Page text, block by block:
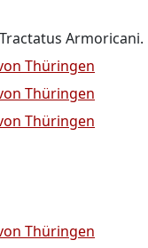
Armoricani.
Thüringen
Thüringen
Thüringen
Thüringen